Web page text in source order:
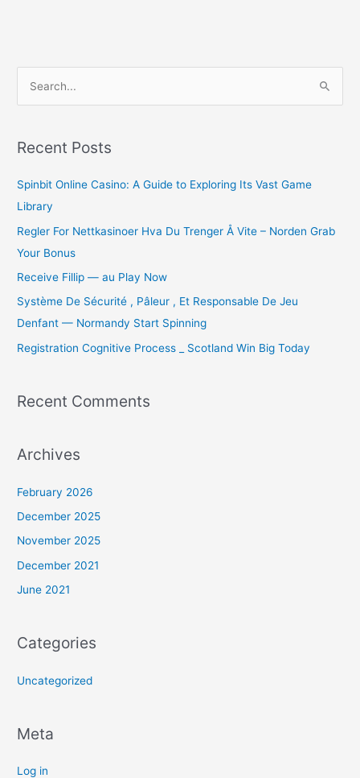
r
h
f
o
r
:
Recent Posts
Spinbit Online Casino: A Guide to Exploring Its Vast Game
Library
Regler For Nettkasinoer Hva Du Trenger Å Vite – Norden Grab
Your Bonus
Receive Fillip — au Play Now
Système De Sécurité , Pâleur , Et Responsable De Jeu
Denfant — Normandy Start Spinning
Registration Cognitive Process _ Scotland Win Big Today
Recent Comments
Archives
February 2026
December 2025
November 2025
December 2021
June 2021
Categories
Uncategorized
Meta
Log in